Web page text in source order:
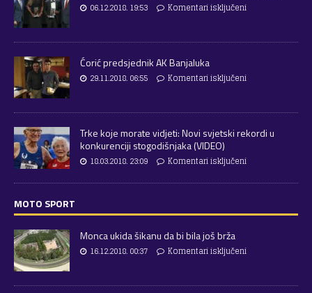
06.12.2018. 19:53 Komentari isključeni
Ćorić predsjednik AK Banjaluka
29.11.2018. 06:55 Komentari isključeni
Trke koje morate vidjeti: Novi svjetski rekordi u
konkurenciji stogodišnjaka (VIDEO)
18.03.2018. 23:09 Komentari isključeni
MOTO SPORT
Monca ukida šikanu da bi bila još brža
16.12.2018. 00:37 Komentari isključeni